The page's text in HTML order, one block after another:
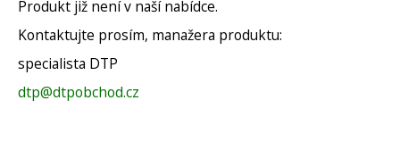
Produkt již není v naší nabídce.
Kontaktujte prosím, manažera produktu:
specialista DTP
dtp@dtpobchod.cz